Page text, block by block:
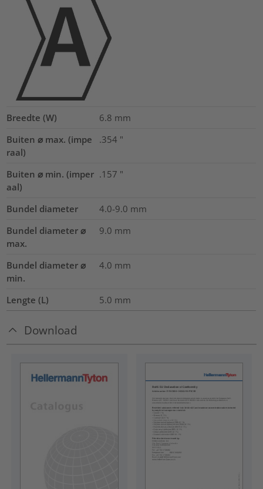
Breedte (W) 6.8 mm
Buiten ⌀ max. (impe
raal)
.354 "
Buiten ⌀ min. (imper
aal)
.157 "
Bundel diameter 4.0-9.0 mm
Bundel diameter ⌀
max.
9.0 mm
Bundel diameter ⌀
min.
4.0 mm
Lengte (L) 5.0 mm
Download